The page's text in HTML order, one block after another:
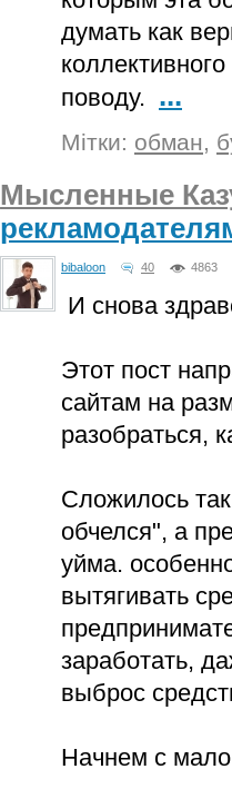
думать как
поводу. ...
Мітки: обман,
Мысленные
bibaloon 40 4863
И снова
Этот пост
сайтам на
разобраться,
Сложилось
обчелся", а
уйма.
вытягивать
заработать,
выброс
Начнем с